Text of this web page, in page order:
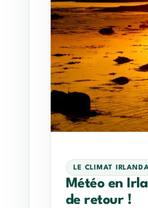
LE CLIMAT
Météo en
de retour !